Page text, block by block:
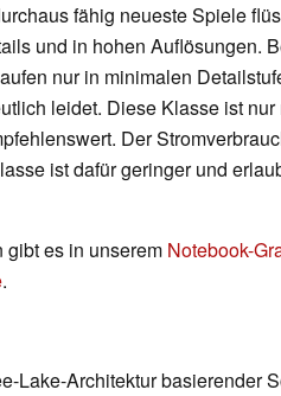
fähig neueste Spiele
und in hohen Auflösungen.
nur in minimalen
leidet. Diese Klasse ist nur
Der
ist dafür geringer und
gibt es in unserem Notebook-
.
Lake-Architektur basierender